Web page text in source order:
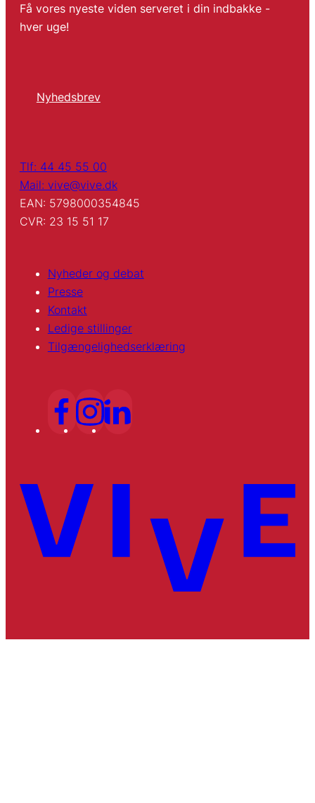
Få vores nyeste viden serveret i din indbakke -
hver uge!
Nyhedsbrev
Tlf: 44 45 55 00
Mail: vive@vive.dk
EAN: 5798000354845
CVR: 23 15 51 17
Nyheder og debat
Presse
Kontakt
Ledige stillinger
Tilgængelighedserklæring